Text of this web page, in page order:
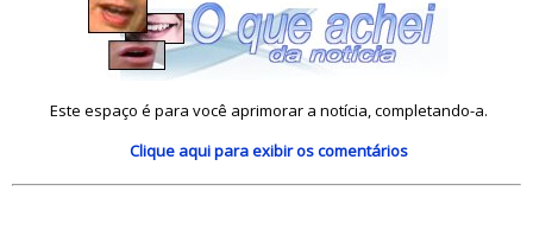
Este espaço é para você aprimorar a notícia, completando-a.
Clique aquipara exibir os comentários